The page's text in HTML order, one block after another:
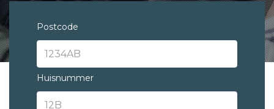
Postcode
Huisnummer